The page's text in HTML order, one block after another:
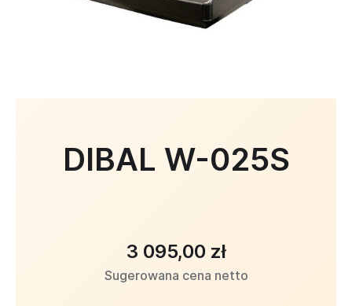
DIBAL W-025S
3 095,00 zł
Sugerowana cena netto